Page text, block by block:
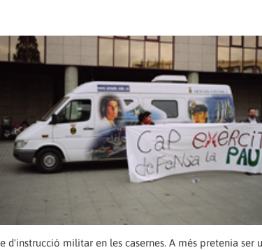
militar en les casernes. A més pretenia ser